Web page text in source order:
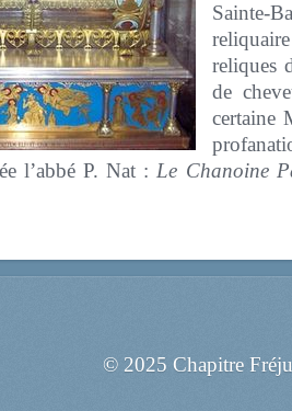
Sainte-
reliques
de
certaine
l’abbé P. Nat : Le Chanoine
© 2025 Chapitre